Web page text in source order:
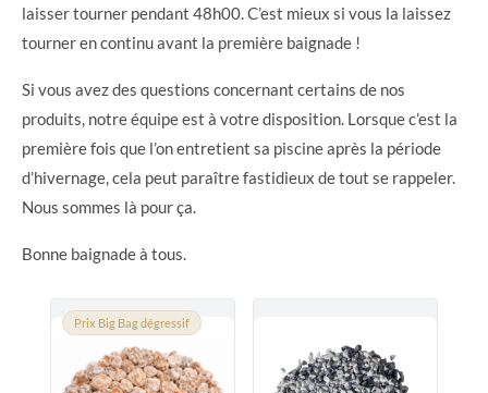
laisser tourner pendant 48h00. C’est mieux si vous la laissez
tourner en continu avant la première baignade !
Si vous avez des questions concernant certains de nos
produits, notre équipe est à votre disposition. Lorsque c’est la
première fois que l’on entretient sa piscine après la période
d’hivernage, cela peut paraître fastidieux de tout se rappeler.
Nous sommes là pour ça.
Bonne baignade à tous.
Prix Big Bag dégressif